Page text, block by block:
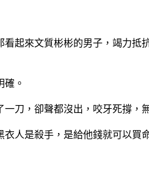
起來文質彬彬的男子，竭力
確。
刀，卻聲都沒出，咬牙死撐，
人是殺手，是給他錢就可以買